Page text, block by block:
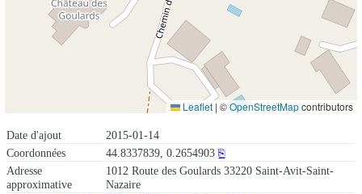
Date d'ajout
2015-01-14
Coordonnées
44.8337839, 0.2654903 ⎘
Adresse
approximative
1012 Route des Goulards 33220 Saint-Avit-Saint-
Nazaire
Leaflet | ©OpenStreetMapcontributors